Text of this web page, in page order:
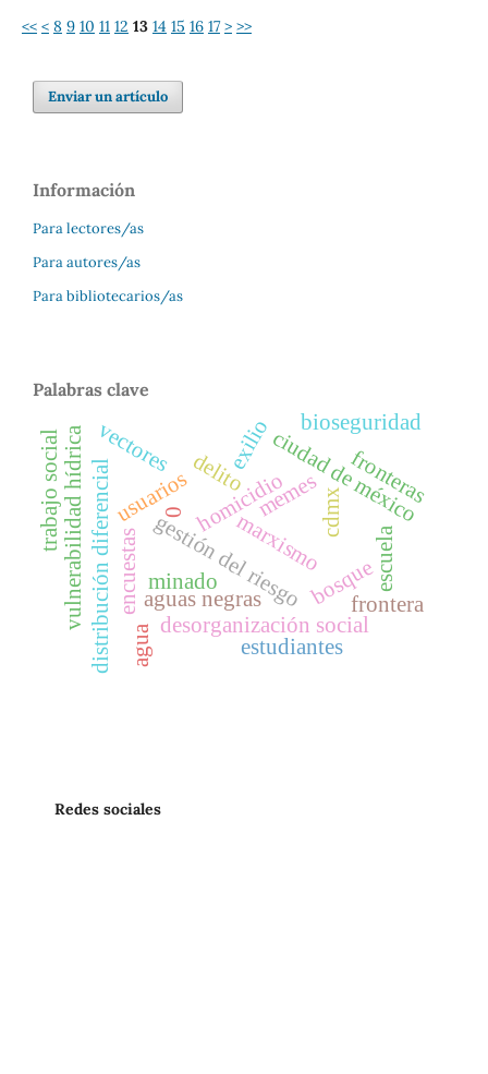
<< < 8 9 10 11 12 13 14 15 16 17 > >>
Enviar un artículo
Información
Para lectores/as
Para autores/as
Para bibliotecarios/as
Palabras clave
marxismo
homicidio
gestión del riesgo
aguas negras
usuarios
encuestas
memes
ciudad de méxico
desorganización social
distribución diferencial cdmx
delito
vulnerabilidad hídrica minado bosque
agua
trabajo social vectores
escuela
estudiantes
frontera
exilio
fronteras
bioseguridad
0
Redes sociales